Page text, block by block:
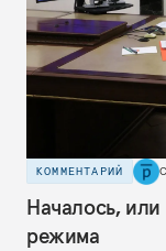
КОММЕНТАРИЙ
Началось,
режима